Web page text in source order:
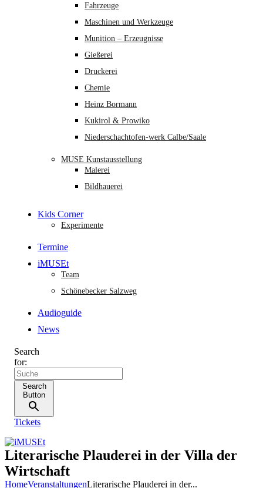
Fahrzeuge
Maschinen und Werkzeuge
Munition – Erzeugnisse
Gießerei
Druckerei
Chemie
Heinz Bormann
Kukirol & Prowiko
Niederschachtofen-werk Calbe/Saale
MUSE Kunstausstellung
Malerei
Bildhauerei
Kids Corner
Experimente
Termine
iMUSEt
Team
Schönebecker Salzweg
Audioguide
News
Search
for:
Search
Button
Tickets
Literarische Plauderei in der Villa der
Wirtschaft
HomeVeranstaltungenLiterarische Plauderei in der...